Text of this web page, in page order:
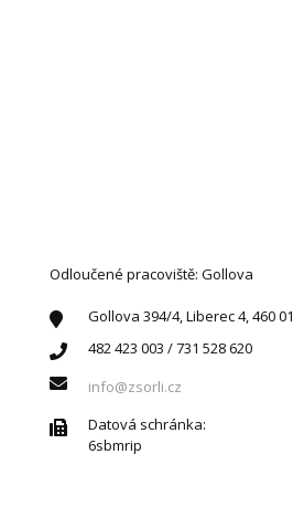
Odloučené pracoviště: Gollova
Gollova 394/4, Liberec 4, 460 01
482 423 003 / 731 528 620
info@zsorli.cz
Datová schránka:
6sbmrip